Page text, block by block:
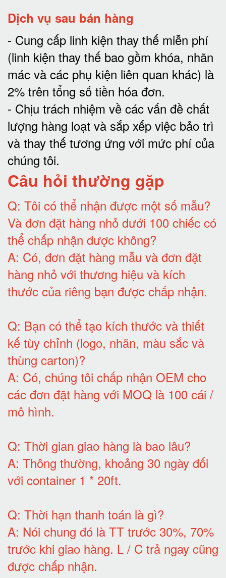
Dịch vụ sau bán hàng
- Cung cấp linh kiện thay thế miễn phí
(linh kiện thay thế bao gồm khóa, nhãn
mác và các phụ kiện liên quan khác) là
2% trên tổng số tiền hóa đơn.
- Chịu trách nhiệm về các vấn đề chất
lượng hàng loạt và sắp xếp việc bảo trì
và thay thế tương ứng với mức phí của
chúng tôi.
Câu hỏi thường gặp
Q: Tôi có thể nhận được một số mẫu?
Và đơn đặt hàng nhỏ dưới 100 chiếc có
thể chấp nhận được không?
A: Có, đơn đặt hàng mẫu và đơn đặt
hàng nhỏ với thương hiệu và kích
thước của riêng bạn được chấp nhận.
Q: Bạn có thể tạo kích thước và thiết
kế tùy chỉnh (logo, nhãn, màu sắc và
thùng carton)?
A: Có, chúng tôi chấp nhận OEM cho
các đơn đặt hàng với MOQ là 100 cái /
mô hình.
Q: Thời gian giao hàng là bao lâu?
A: Thông thường, khoảng 30 ngày đối
với container 1 * 20ft.
Q: Thời hạn thanh toán là gì?
A: Nói chung đó là TT trước 30%, 70%
trước khi giao hàng. L / C trả ngay cũng
được chấp nhận.